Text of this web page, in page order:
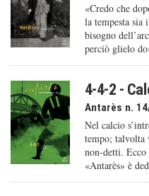
«Credo che
la tempesta sia
bisogno
perciò glielo
4-4-2 -
Antarès n.
Nel calcio
tempo; talvolta
non-detti.
«Antarès» è